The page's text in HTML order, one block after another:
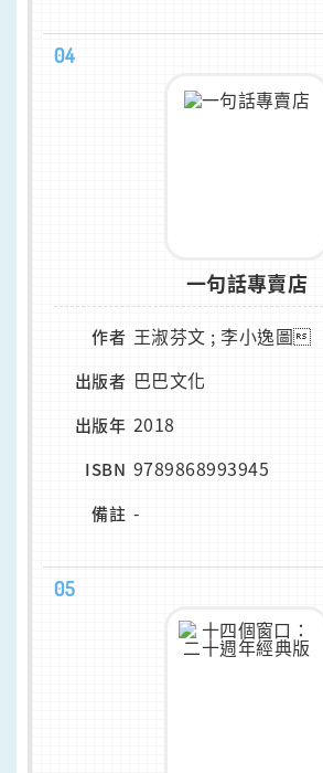
04
一句話專賣店
作者 王淑芬文 ; 李小逸圖
出版者 巴巴文化
出版年 2018
ISBN 9789868993945
備註 -
05